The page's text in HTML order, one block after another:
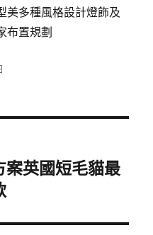
美多種風格設計燈飾及
布置規劃
案英國短毛貓最